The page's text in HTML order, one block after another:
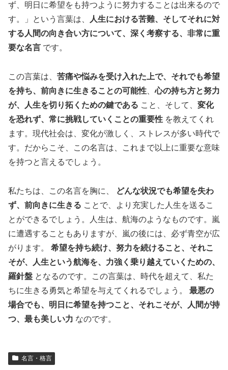
ず、明日に希望をも持つように努力することは出来るので
す。」という言葉は、
人生における苦難、そしてそれに対
する人間の向き合い方について、深く考察する、非常に重
要な名言 です。
この言葉は、 苦痛や悩みを受け入れた上で、それでも希望
を持ち、前向きに生きることの可能性 、心の持ち方と努力
が、人生を切り拓くための鍵である こと、そして、 変化
を恐れず、常に挑戦していくことの重要性 を教えてくれ
ます。現代社会は、変化が激しく、ストレスが多い時代で
す。だからこそ、この名言は、これまで以上に重要な意味
を持つと言えるでしょう。
私たちは、この名言を胸に、
どんな状況でも希望を失わ
ず、前向きに生きる ことで、より充実した人生を送るこ
とができるでしょう。人生は、航海のようなものです。嵐
に遭遇することもありますが、嵐の後には、必ず青空が広
がります。 希望を持ち続け、努力を続けること、それこ
そが、人生という航海を、力強く乗り越えていくための、
羅針盤 となるのです。この言葉は、時代を超えて、私た
ちに生きる勇気と希望を与えてくれるでしょう。 最悪の
場合でも、明日に希望を持つこと、それこそが、人間が持
つ、最も美しい力 なのです。
名言・格言